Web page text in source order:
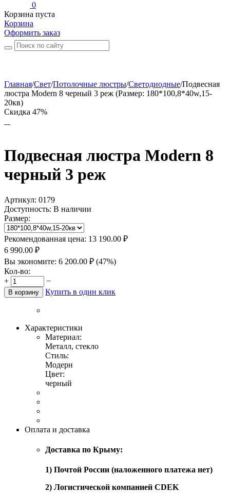
0
Корзина пуста
Корзина
Оформить заказ
Главная/Свет/Потолочные люстры/Светодиодные/Подвесная
люстра Modern 8 черный 3 реж (Размер: 180*100,8*40w,15-
20кв)
Скидка 47%
Подвесная люстра Modern 8
черный 3 реж
Артикул: 0179
Доступность: В наличии
Размер:
Рекомендованная цена: 13 190.00 ₽
6 990.00 ₽
Вы экономите: 6 200.00 ₽ (47%)
Кол-во:
+
−
В корзину Купить в один клик
Характеристики
Материал:
Металл, стекло
Стиль:
Модерн
Цвет:
черный
Оплата и доставка
Доставка по Крыму:
1) Почтой России (наложенного платежа нет)
2) Логистической компанией CDEK